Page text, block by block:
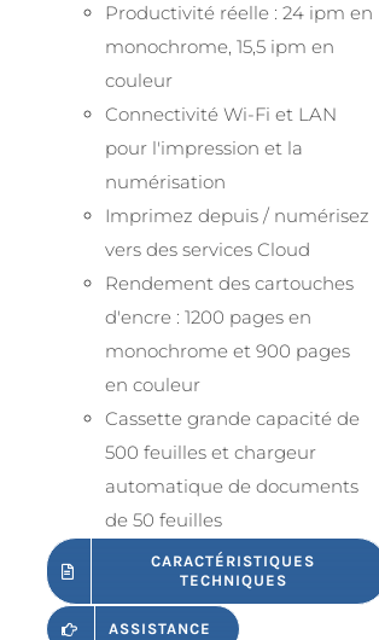
Productivité réelle : 24 ipm en
monochrome, 15,5 ipm en
couleur
Connectivité Wi-Fi et LAN
pour l'impression et la
numérisation
Imprimez depuis / numérisez
vers des services Cloud
Rendement des cartouches
d'encre : 1200 pages en
monochrome et 900 pages
en couleur
Cassette grande capacité de
500 feuilles et chargeur
automatique de documents
de 50 feuilles
CARACTÉRISTIQUES
TECHNIQUES
ASSISTANCE